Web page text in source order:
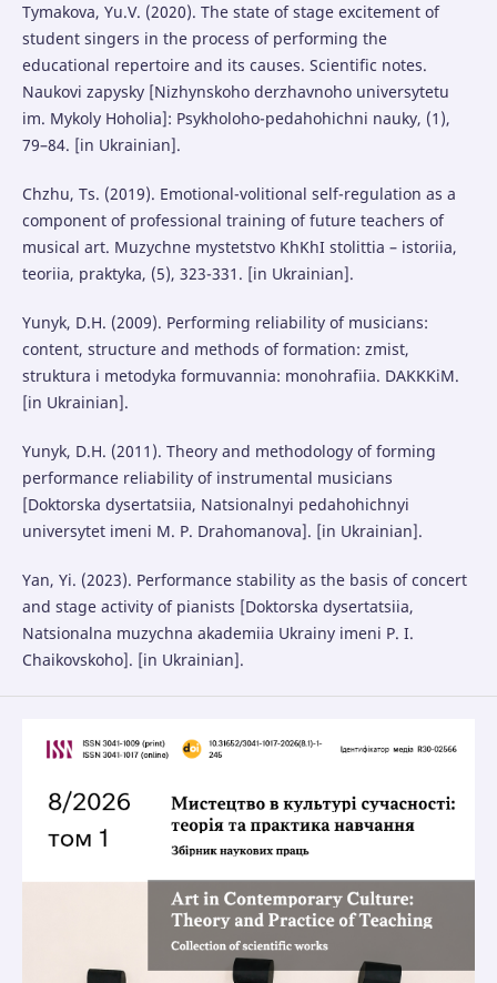
Tymakova, Yu.V. (2020). The state of stage excitement of
student singers in the process of performing the
educational repertoire and its causes. Scientific notes.
Naukovi zapysky [Nizhynskoho derzhavnoho universytetu
im. Mykoly Hoholia]: Psykholoho-pedahohichni nauky, (1),
79–84. [in Ukrainian].
Chzhu, Ts. (2019). Emotional-volitional self-regulation as a
component of professional training of future teachers of
musical art. Muzychne mystetstvo KhKhI stolittia – istoriia,
teoriia, praktyka, (5), 323-331. [in Ukrainian].
Yunyk, D.H. (2009). Performing reliability of musicians:
content, structure and methods of formation: zmist,
struktura i metodyka formuvannia: monohrafiia. DAKKKiM.
[in Ukrainian].
Yunyk, D.H. (2011). Theory and methodology of forming
performance reliability of instrumental musicians
[Doktorska dysertatsiia, Natsionalnyi pedahohichnyi
universytet imeni M. P. Drahomanova]. [in Ukrainian].
Yan, Yi. (2023). Performance stability as the basis of concert
and stage activity of pianists [Doktorska dysertatsiia,
Natsionalna muzychna akademiia Ukrainy imeni P. I.
Chaikovskoho]. [in Ukrainian].